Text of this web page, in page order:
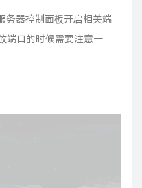
务器控制面板开启相关端
端口的时候需要注意一